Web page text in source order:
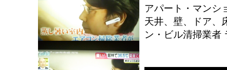
アパート・マンシ
天井、壁、ドア、
ン・ビル清掃業者